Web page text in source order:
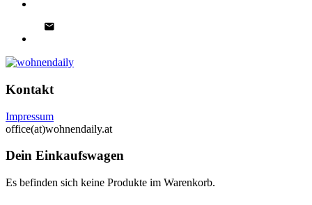
Kontakt
Impressum
office(at)wohnendaily.at
Dein Einkaufswagen
Es befinden sich keine Produkte im Warenkorb.